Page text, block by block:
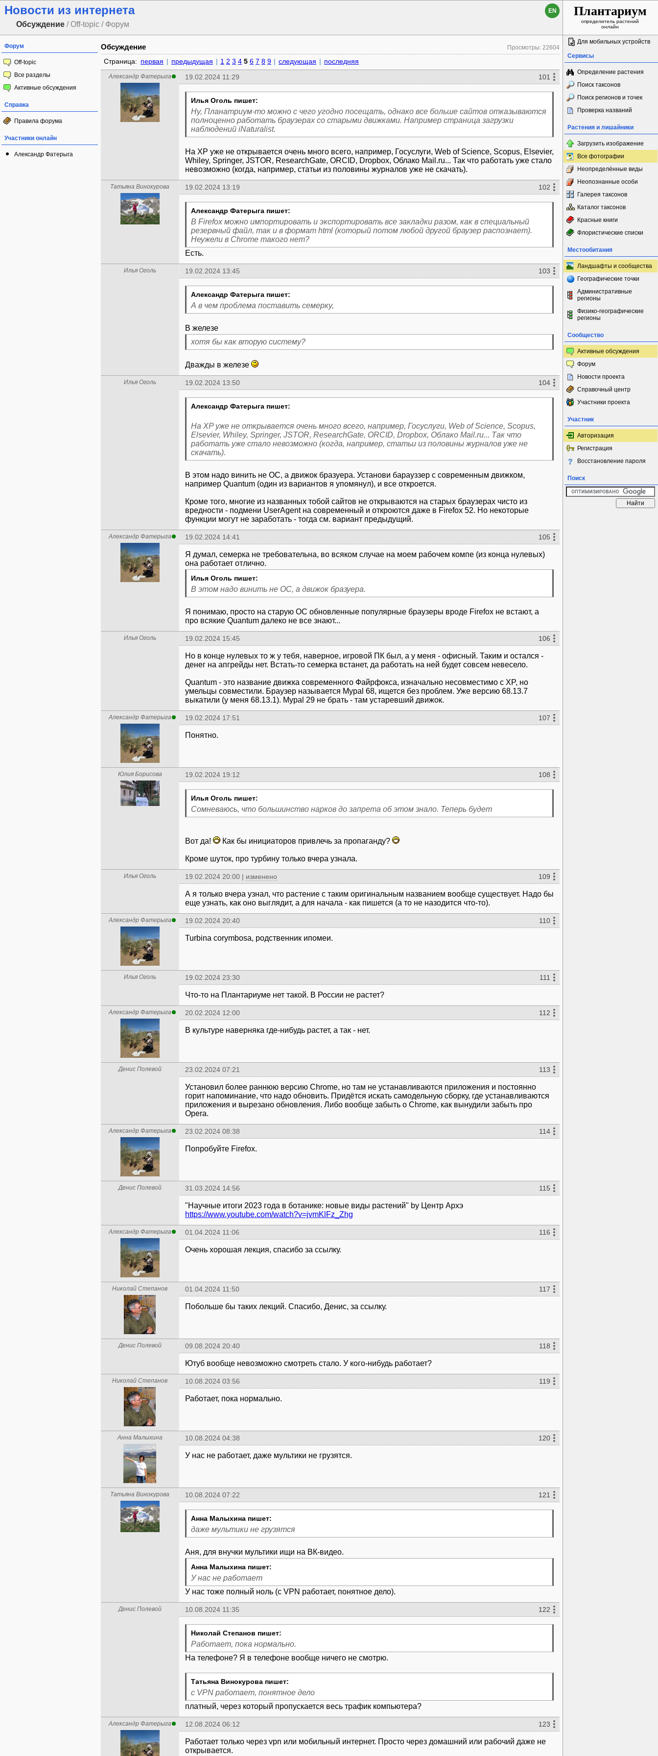
Новости из интернета
Обсуждение / Off-topic / Форум
EN Плантариум
определитель растений
онлайн
Форум
Off-topic
Все разделы
Активные обсуждения
Справка
Правила форума
Участники онлайн
Александр Фатерыга
Просмотры: 22604
Обсуждение
Страница: первая | предыдущая | 1 2 3 4 5 6 7 8 9 | следующая | последняя
Александр Фатерыга 19.02.2024 11:29 101
Илья Оголь пишет:
Ну, Планатриум-то можно с чего угодно посещать, однако все больше сайтов отказываются
полноценно работать браузерах со старыми движками. Например страница загрузки
наблюдений iNaturalist.
На XP уже не открывается очень много всего, например, Госуслуги, Web of Science, Scopus, Elsevier,
Whiley, Springer, JSTOR, ResearchGate, ORCID, Dropbox, Облако Mail.ru... Так что работать уже стало
невозможно (когда, например, статьи из половины журналов уже не скачать).
Татьяна Винокурова 19.02.2024 13:19 102
Александр Фатерыга пишет:
В Firefox можно импортировать и экспортировать все закладки разом, как в специальный
резервный файл, так и в формат html (который потом любой другой браузер распознает).
Неужели в Chrome такого нет?
Есть.
Илья Оголь 19.02.2024 13:45 103
Александр Фатерыга пишет:
А в чем проблема поставить семерку,
хотя бы как вторую систему?
Дважды в железе
Илья Оголь 19.02.2024 13:50 104
Александр Фатерыга пишет:
На XP уже не открывается очень много всего, например, Госуслуги, Web of Science, Scopus,
Elsevier, Whiley, Springer, JSTOR, ResearchGate, ORCID, Dropbox, Облако Mail.ru... Так что
работать уже стало невозможно (когда, например, статьи из половины журналов уже не
скачать).
В этом надо винить не ОС, а движок бразуера. Установи барауззер с современным движком,
например Quantum (один из вариантов я упомянул), и все откроется.
Кроме того, многие из названных тобой сайтов не открываются на старых браузерах чисто из
вредности - подмени UserAgent на современный и откроются даже в Firefox 52. Но некоторые
функции могут не заработать - тогда см. вариант предыдущий.
Александр Фатерыга 19.02.2024 14:41 105
Я думал, семерка не требовательна, во всяком случае на моем рабочем компе (из конца нулевых)
Илья Оголь пишет:
В этом надо винить не ОС, а движок бразуера.
Я понимаю, просто на старую ОС обновленные популярные браузеры вроде Firefox не встают, а
про всякие Quantum далеко не все знают...
Илья Оголь 19.02.2024 15:45 106
Но в конце нулевых то ж у тебя, наверное, игровой ПК был, а у меня - офисный. Таким и остался -
денег на апгрейды нет. Встать-то семерка встанет, да работать на ней будет совсем невесело.
Quantum - это название движка современного Файрфокса, изначально несовместимо с XP, но
умельцы совместили. Браузер называется Mypal 68, ищется без проблем. Уже версию 68.13.7
выкатили (у меня 68.13.1). Mypal 29 не брать - там устаревший движок.
Александр Фатерыга 19.02.2024 17:51 107
Понятно.
Юлия Борисова 19.02.2024 19:12 108
Илья Оголь пишет:
Сомневаюсь, что большинство нарков до запрета об этом знало. Теперь будет
Вот да! Как бы инициаторов привлечь за пропаганду?
Кроме шуток, про турбину только вчера узнала.
Илья Оголь 19.02.2024 20:00 | изменено 109
А я только вчера узнал, что растение с таким оригинальным названием вообще существует. Надо бы
еще узнать, как оно выглядит, а для начала - как пишется (а то не назодится что-то).
Александр Фатерыга 19.02.2024 20:40 110
Turbina corymbosa, родственник ипомеи.
Илья Оголь 19.02.2024 23:30 111
Что-то на Плантариуме нет такой. В России не растет?
Александр Фатерыга 20.02.2024 12:00 112
В культуре наверняка где-нибудь растет, а так - нет.
Денис Полевой 23.02.2024 07:21 113
Установил более раннюю версию Chrome, но там не устанавливаются приложения и постоянно
горит напоминание, что надо обновить. Придётся искать самодельную сборку, где устанавливаются
приложения и вырезано обновления. Либо вообще забыть о Chrome, как вынудили забыть про
Opera.
Александр Фатерыга 23.02.2024 08:38 114
Попробуйте Firefox.
Денис Полевой 31.03.2024 14:56 115
"Научные итоги 2023 года в ботанике: новые виды растений" by Центр Архэ
https://www.youtube.com/watch?v=jvmKlFz_Zhg
Александр Фатерыга 01.04.2024 11:06 116
Очень хорошая лекция, спасибо за ссылку.
Николай Степанов 01.04.2024 11:50 117
Побольше бы таких лекций. Спасибо, Денис, за ссылку.
Денис Полевой 09.08.2024 20:40 118
Ютуб вообще невозможно смотреть стало. У кого-нибудь работает?
Николай Степанов 10.08.2024 03:56 119
Работает, пока нормально.
Анна Малыхина 10.08.2024 04:38 120
У нас не работает, даже мультики не грузятся.
Татьяна Винокурова 10.08.2024 07:22 121
Анна Малыхина пишет:
даже мультики не грузятся
Аня, для внучки мультики ищи на ВК-видео.
Анна Малыхина пишет:
У нас не работает
У нас тоже полный ноль (с VPN работает, понятное дело).
Денис Полевой 10.08.2024 11:35 122
Николай Степанов пишет:
Работает, пока нормально.
На телефоне? Я в телефоне вообще ничего не смотрю.
Татьяна Винокурова пишет:
с VPN работает, понятное дело
платный, через который пропускается весь трафик компьютера?
Александр Фатерыга 12.08.2024 06:12 123
Работает только через vpn или мобильный интернет. Просто через домашний или рабочий даже не
открывается.
Для мобильных устройств
Сервисы
Определение растения
Поиск таксонов
Поиск регионов и точек
Проверка названий
Растения и лишайники
Загрузить изображение
Все фотографии
Неопределённые виды
Неопознанные особи
Галерея таксонов
Каталог таксонов
Красные книги
Флористические списки
Местообитания
Ландшафты и сообщества
Географические точки
Административные
регионы
Физико-географические
регионы
Сообщество
Активные обсуждения
Форум
Новости проекта
Справочный центр
Участники проекта
Участник
Авторизация
Регистрация
Восстановление пароля
Поиск